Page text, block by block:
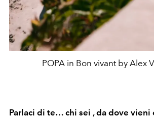
POPA in Bon vivant by Alex
Parlaci di te… chi sei , da dove vieni